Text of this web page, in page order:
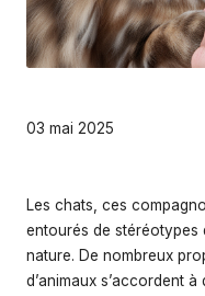
03 mai 2025
Les chats, ces
entourés de stéréotypes
nature. De nombreux
d’animaux s’accordent